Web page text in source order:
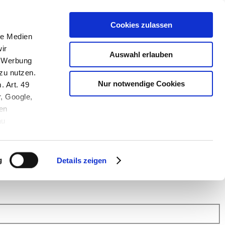
Medien
nutzen.
Art. 49
Google,
Details zeigen
Cookies zulassen
Auswahl erlauben
Nur notwendige Cookies